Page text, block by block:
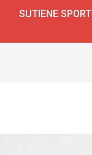
SUTIENE SPORT